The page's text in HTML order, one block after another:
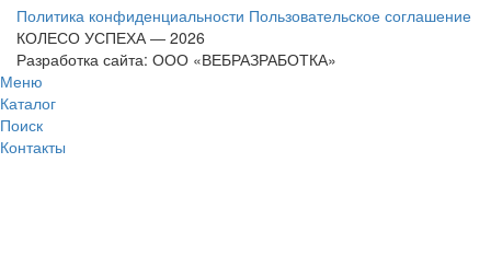
Политика конфиденциальности Пользовательское соглашение
КОЛЕСО УСПЕХА ― 2026
Разработка сайта: ООО «ВЕБРАЗРАБОТКА»
Меню
Каталог
Поиск
Контакты